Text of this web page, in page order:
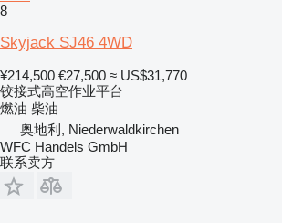
8
Skyjack SJ46 4WD
¥214,500 €27,500 ≈ US$31,770
铰接式高空作业平台
燃油 柴油
奥地利, Niederwaldkirchen
WFC Handels GmbH
联系卖方